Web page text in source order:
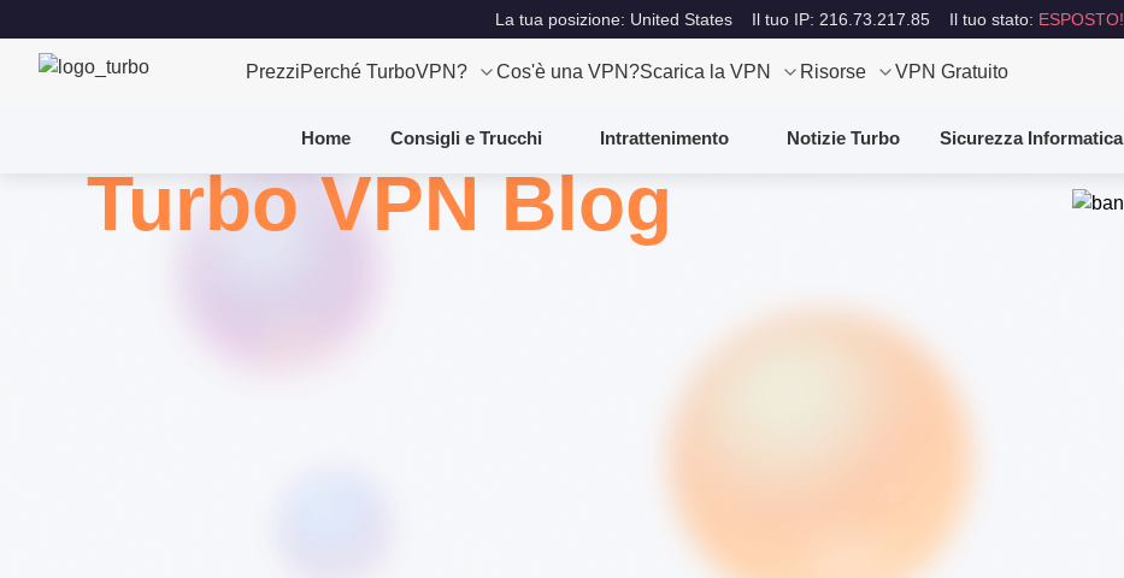
La tua posizione: United States Il tuo IP: 216.73.217.85 Il tuo stato: ESPOSTO!
PrezziPerché TurboVPN? Cos'è una VPN?Scarica la VPN Risorse VPN Gratuito
Home Consigli e Trucchi Intrattenimento Notizie Turbo Sicurezza Informatica
Turbo VPN Blog